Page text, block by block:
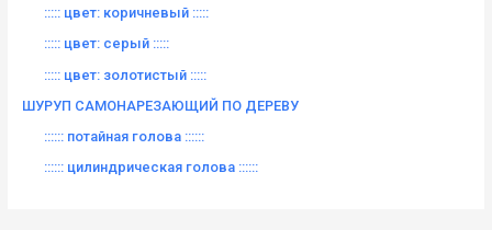
::::: цвет: коричневый :::::
::::: цвет: серый :::::
::::: цвет: золотистый :::::
ШУРУП САМОНАРЕЗАЮЩИЙ ПО ДЕРЕВУ
:::::: потайная голова ::::::
:::::: цилиндрическая голова ::::::